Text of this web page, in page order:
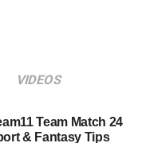
VIDEOS
Team Match 24
& Fantasy Tips